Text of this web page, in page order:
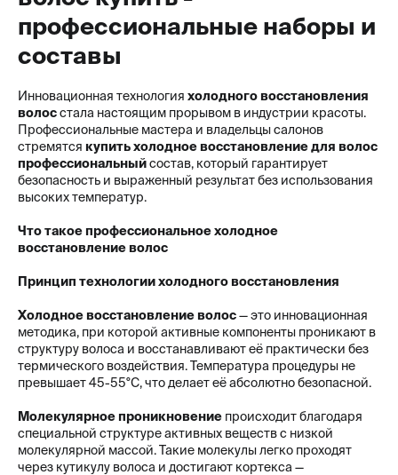
профессиональные наборы и
составы
Инновационная технология холодного восстановления
волосстала настоящим прорывом в индустрии красоты.
Профессиональные мастера и владельцы салонов
стремятся купить холодное восстановление для волос
профессиональныйсостав, который гарантирует
безопасность и выраженный результат без использования
высоких температур.
Что такое профессиональное холодное
восстановление волос
Принцип технологии холодного восстановления
Холодное восстановление волос— это инновационная
методика, при которой активные компоненты проникают в
структуру волоса и восстанавливают её практически без
термического воздействия. Температура процедуры не
превышает 45-55°C, что делает её абсолютно безопасной.
Молекулярное проникновение происходит благодаря
специальной структуре активных веществ с низкой
молекулярной массой. Такие молекулы легко проходят
через кутикулу волоса и достигают кортекса —